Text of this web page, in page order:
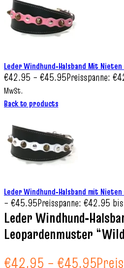
Leder Windhund‑Halsband Mit Nieten
€42.95 – €45.95Preisspanne:
MwSt.
Back to products
Leder Windhund‑Halsband mit
– €45.95Preisspanne: €42.95
Leder
Leopardenmuster
€42.95 – €45.95